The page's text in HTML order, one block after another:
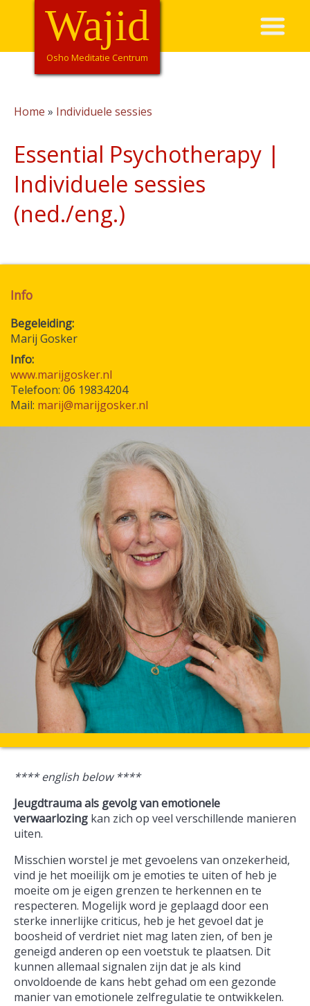
Overslaan
de
HoofdnavigatieWajid
Osho Meditatie Centrum
Home Individuele sessies
Essential Psychotherapy |
Individuele sessies
(ned./eng.)
Info
Begeleiding
Marij Gosker
Info:
www.marijgosker.nl
Telefoon: 06 19834204
Mail: marij@marijgosker.nl
**** english below ****
Jeugdtrauma als gevolg van emotionele
verwaarlozing kan zich op veel verschillende manieren
uiten.
Misschien worstel je met gevoelens van onzekerheid,
vind je het moeilijk om je emoties te uiten of heb je
moeite om je eigen grenzen te herkennen en te
respecteren. Mogelijk word je geplaagd door een
sterke innerlijke criticus, heb je het gevoel dat je
boosheid of verdriet niet mag laten zien, of ben je
geneigd anderen op een voetstuk te plaatsen. Dit
kunnen allemaal signalen zijn dat je als kind
onvoldoende de kans hebt gehad om een gezonde
manier van emotionele zelfregulatie te ontwikkelen.